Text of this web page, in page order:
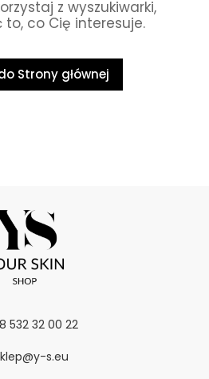
z wyszukiwarki,
to, co Cię interesuje.
Strony głównej
532 32 00 22
s.eu